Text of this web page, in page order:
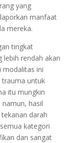
yang
manfaat
mereka.
tingkat
lebih rendah akan
modalitas ini
trauma untuk
itu mungkin
hasil
darah
kategori
dan sangat